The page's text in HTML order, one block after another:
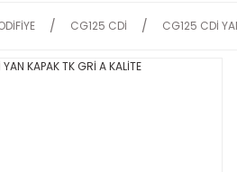
CG125 CDİ CG125 CDİ